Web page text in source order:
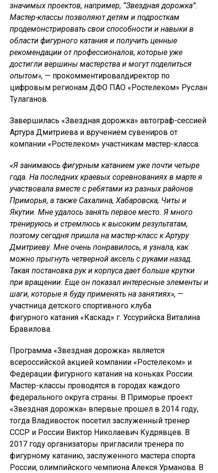
значимых проектов, например, “Звездная дорожка”.
Мастер-классы позволяютдетям и подросткам
продемонстрировать свои способности и навыки в
области фигурного катания и получить ценные
рекомендации от профессионалов, которые уже
достигли вершины мастерства и могут поделиться
опытом», — прокомментировалдиректор по
цифровым регионам ДФО ПАО «Ростелеком» Руслан
Тулаганов.
Завершилась «Звездная дорожка» автограф-сессией
Артура Дмитриева и вручением сувениров от
компании «Ростелеком» участникам мастер-класса.
«Я занимаюсь фигурным катанием уже почти четыре
года. На последних краевых соревнованиях в марте я
участвовала вместе с ребятами из разных районов
Приморья, а также Сахалина, Хабаровска, Читы и
Якутии. Мне удалось занять первое место. Я много
тренируюсь и стремлюсь к высоким результатам,
поэтому сегодня пришла на мастер-класс к Артуру
Дмитриеву. Мне очень понравилось, я узнала, как
можно прыгнуть четверной аксель с руками назад.
Такая постановка рук и корпуса дает больше крутки
при вращении. Еще он показал интересные элементы и
шаги, которые я буду применять на занятиях», —
участница детского спортивного клуба
фигурного катания «Каскад» г. Уссурийска Виталина
Бравилова.
Программа «Звездная дорожка» является
всероссийской акцией компании «Ростелеком» и
Федерации фигурного катания на коньках России.
Мастер-классы проводятся в городах каждого
федерального округа страны. В Приморье проект
«Звездная дорожка» впервые прошел в 2014 году,
тогда Владивосток посетил заслуженный тренер
СССР и России Виктор Николаевич Кудрявцев. В
2017 году организаторы пригласили тренера по
фигурному катанию, заслуженного мастера спорта
России, олимпийского чемпиона Алекся Урманова. В